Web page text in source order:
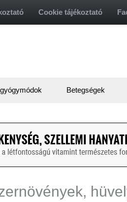
Cookie tájékoztató
Betegségek